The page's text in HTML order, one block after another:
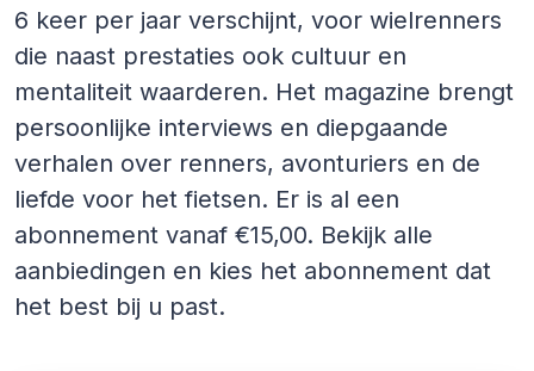
6 keer per jaar verschijnt, voor wielrenners
die naast prestaties ook cultuur en
mentaliteit waarderen. Het magazine brengt
persoonlijke interviews en diepgaande
verhalen over renners, avonturiers en de
liefde voor het fietsen. Er is al een
abonnement vanaf €15,00. Bekijk alle
aanbiedingen en kies het abonnement dat
het best bij u past.